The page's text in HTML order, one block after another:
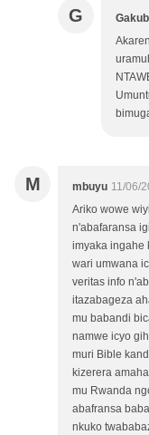
G
M mbuyu 11/06/
Ariko wowe
n'abafaransa
imyaka ingahe
wari umwana
veritas info
itazabageza
mu babandi
namwe icyo
muri Bible
kizerera
mu Rwanda
abafransa
nkuko